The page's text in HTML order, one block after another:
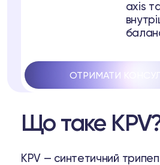
axis
ОТРИМАТИ
Що таке
KPV — синтетичний